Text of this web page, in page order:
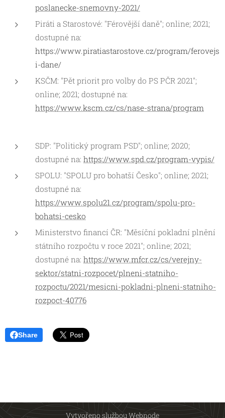
poslanecke-snemovny-2021/
Piráti a Starostové: "Férovější daně"; online; 2021;
dostupné na:
https://www.piratiastarostove.cz/program/ferovejs
i-dane/
KSČM: "Pět priorit pro volby do PS PČR 2021";
online; 2021; dostupné na:
https://www.kscm.cz/cs/nase-strana/program
SDP: "Politický program PSD"; online; 2020;
dostupné na: https://www.spd.cz/program-vypis/
SPOLU: "SPOLU pro bohatší Česko"; online; 2021;
dostupné na:
https://www.spolu21.cz/program/spolu-pro-
bohatsi-cesko
Ministerstvo financí ČR: "Měsíční pokladní plnění
státního rozpočtu v roce 2021"; online; 2021;
dostupné na: https://www.mfcr.cz/cs/verejny-
sektor/statni-rozpocet/plneni-statniho-
rozpoctu/2021/mesicni-pokladni-plneni-statniho-
rozpoct-40776
Share
Vytvořeno službouWebnode